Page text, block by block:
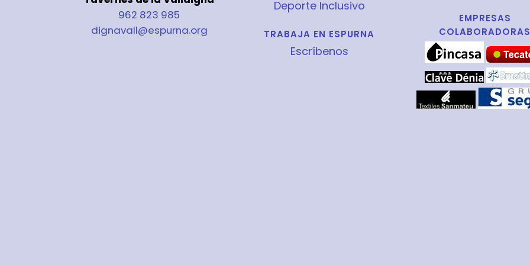
962 823 985
dignavall@espurna.org
Deporte Inclusivo
TRABAJA EN ESPURNA
Escríbenos
EMPRESAS
COLABORADORAS